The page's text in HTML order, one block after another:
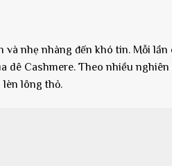
nhẹ nhàng đến khó tin. Mỗi lần
dê Cashmere. Theo nhiều
lèn lông thỏ.